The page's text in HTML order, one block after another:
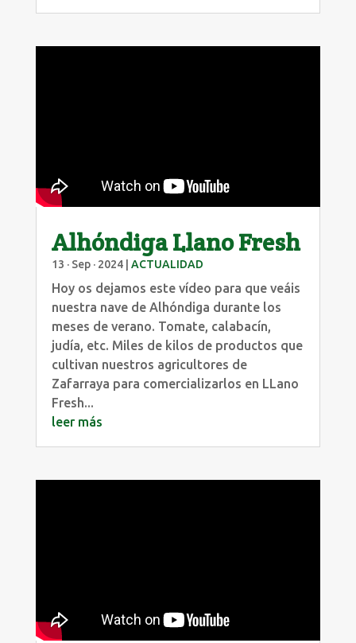
Alhóndiga Llano Fresh
13 · Sep · 2024| ACTUALIDAD
Hoy os dejamos este vídeo para que veáis
nuestra nave de Alhóndiga durante los
meses de verano. Tomate, calabacín,
judía, etc. Miles de kilos de productos que
cultivan nuestros agricultores de
Zafarraya para comercializarlos en LLano
Fresh...
leer más